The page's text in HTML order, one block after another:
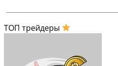
ТОП трейдеры